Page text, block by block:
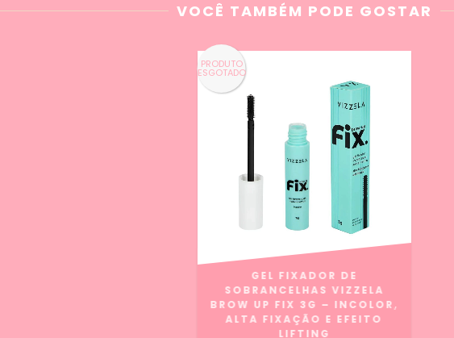
VOCÊ TAMBÉM PODE GOSTAR
PRODUTO
ESGOTADO
GEL FIXADOR DE
SOBRANCELHAS VIZZELA
BROW UP FIX 3G – INCOLOR,
ALTA FIXAÇÃO E EFEITO
LIFTING